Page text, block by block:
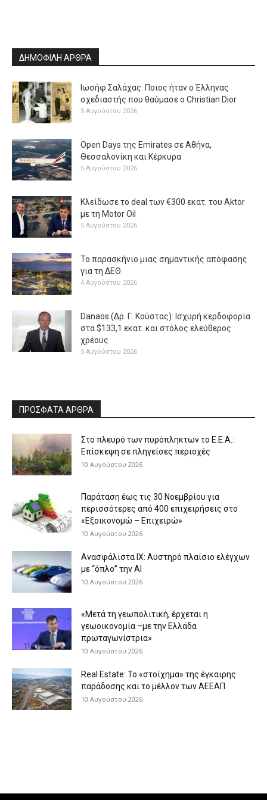
ΔΗΜΟΦΙΛΗ ΑΡΘΡΑ
Ιωσήφ Σαλάχας: Ποιος ήταν ο Έλληνας
σχεδιαστής που θαύμασε ο Christian Dior
5 Αυγούστου 2026
Open Days της Emirates σε Αθήνα,
Θεσσαλονίκη και Κέρκυρα
5 Αυγούστου 2026
Κλείδωσε το deal των €300 εκατ. του Aktor
με τη Μotor Oil
5 Αυγούστου 2026
Το παρασκήνιο μιας σημαντικής απόφασης
για τη ΔΕΘ
4 Αυγούστου 2026
Danaos (Δρ. Γ. Κούστας): Ισχυρή κερδοφορία
στα $133,1 εκατ. και στόλος ελεύθερος
χρέους
5 Αυγούστου 2026
ΠΡΟΣΦΑΤΑ ΑΡΘΡΑ
Στο πλευρό των πυρόπληκτων το Ε.Ε.Α.:
Επίσκεψη σε πληγείσες περιοχές
10 Αυγούστου 2026
Παράταση έως τις 30 Νοεμβρίου για
περισσότερες από 400 επιχειρήσεις στο
«Εξοικονομώ – Επιχειρώ»
10 Αυγούστου 2026
Ανασφάλιστα ΙΧ: Αυστηρό πλαίσιο ελέγχων
με “όπλο” την AI
10 Αυγούστου 2026
«Μετά τη γεωπολιτική, έρχεται η
γεωοικονομία –με την Ελλάδα
πρωταγωνίστρια»
10 Αυγούστου 2026
Real Estate: Το «στοίχημα» της έγκαιρης
παράδοσης και το μέλλον των ΑΕΕΑΠ
10 Αυγούστου 2026